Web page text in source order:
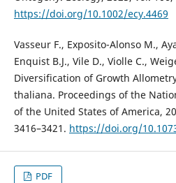
https://doi.org/10.1002/ecy.4469
Vasseur F., Exposito-Alonso M.,
Enquist B.J., Vile D., Violle C.,
Diversification of Growth
thaliana. Proceedings of the
of the United States of America,
3416–3421. https://doi.org/
PDF